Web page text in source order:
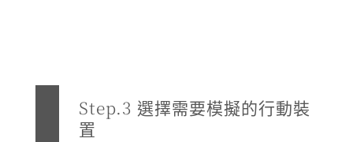
Step.3 選擇需要模擬的行動裝
置